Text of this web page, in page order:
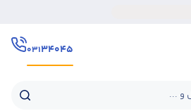
۳۴۰۴۵۰۳۱
و ...